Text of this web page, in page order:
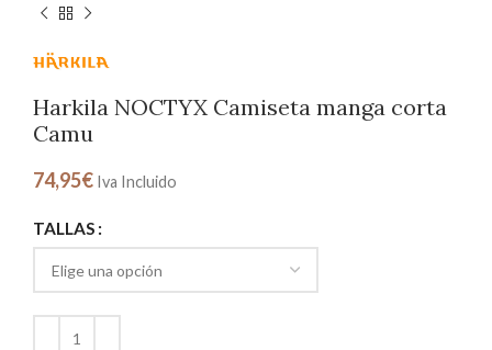
Harkila NOCTYX Camiseta manga corta
Camu
74,95€ Iva Incluido
TALLAS